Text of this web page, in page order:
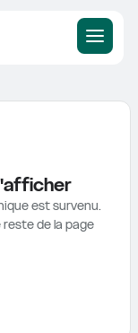
est survenu.
reste de la page